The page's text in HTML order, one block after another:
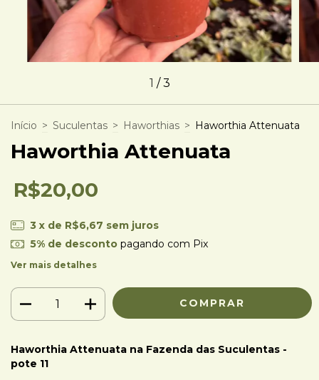
1 /3
Início > Suculentas > Haworthias > Haworthia Attenuata
Haworthia Attenuata
R$20,00
3 x de R$6,67 sem juros
5% de descontopagando com Pix
Ver mais detalhes
Haworthia Attenuata na Fazenda das Suculentas -
pote 11